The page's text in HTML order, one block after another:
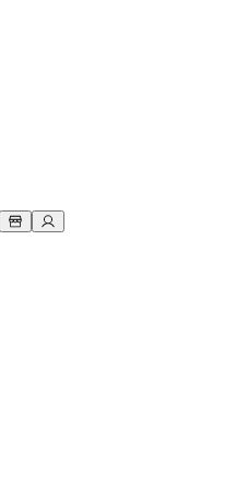
real
de problemas
gratuita
Unityexperto